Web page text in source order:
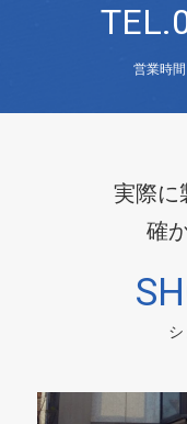
営業時
実際に
確